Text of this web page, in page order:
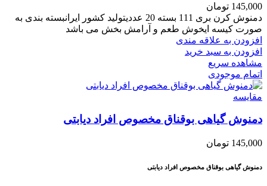
145,000 تومان
دمنوش کرن بری 111 بسته 20 عددیتولید کشور ایرانبسته بندی به
صورت کیسه ایخوش طعم و آرامش بخش می باشد
افزودن به علاقه مندی
افزودن به سبد خرید
مشاهده سریع
اتمام موجودی
مقایسه
دمنوش گیاهی بوقناق مخصوص افراد دیابتی
145,000 تومان
دمنوش گیاهی بوقناق مخصوص افراد دیابتی